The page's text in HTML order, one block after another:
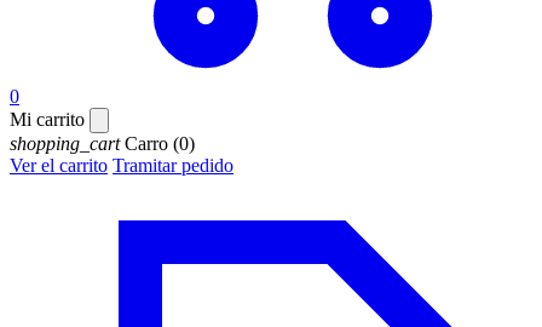
0
Mi carrito
shopping_cart Carro (0)
Ver el carrito Tramitar pedido